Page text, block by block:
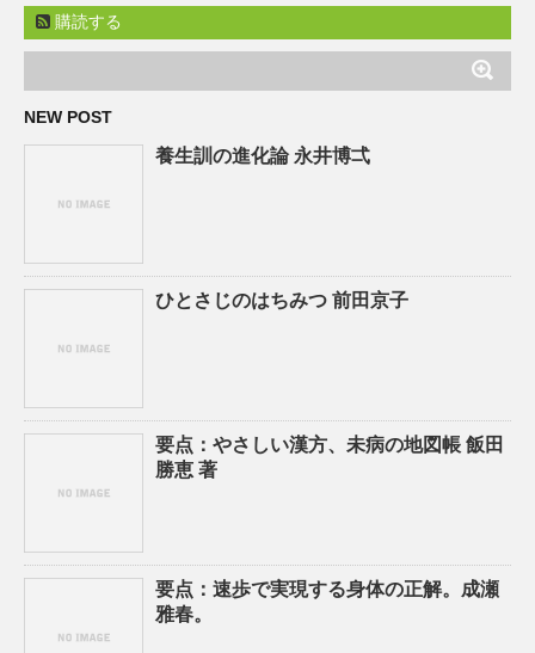
購読する
NEW POST
養生訓の進化論 永井博弌
ひとさじのはちみつ 前田京子
要点：やさしい漢方、未病の地図帳 飯田
勝恵 著
要点：速歩で実現する身体の正解。成瀬
雅春。